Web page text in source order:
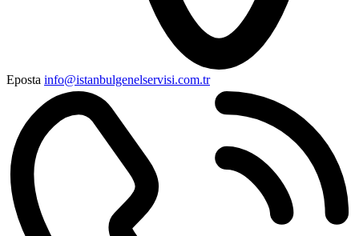
Eposta info@istanbulgenelservisi.com.tr